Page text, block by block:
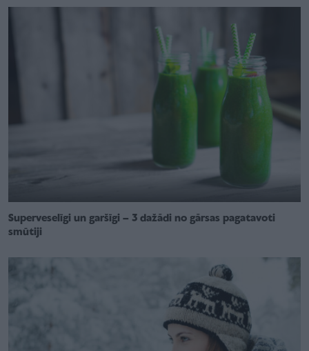
Superveselīgi un garšīgi – 3 dažādi no gārsas pagatavoti
smūtiji